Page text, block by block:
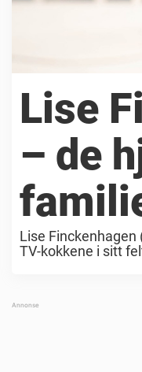
Lise
– de
Lise
TV-kokkene i sitt